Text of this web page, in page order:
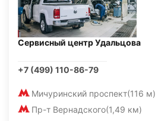
Сервисный центр Удальцова
+7 (499) 110-86-79
Мичуринский проспект(116 м)
Пр-т Вернадского(1,49 км)